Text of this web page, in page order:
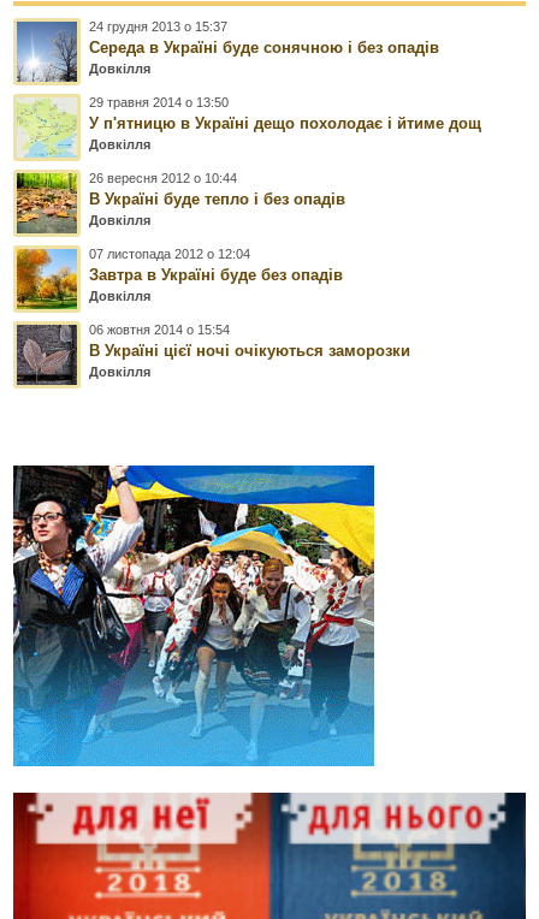
24 грудня 2013 о 15:37
Середа в Україні буде сонячною і без опадів
Довкілля
29 травня 2014 о 13:50
У п'ятницю в Україні дещо похолодає і йтиме дощ
Довкілля
26 вересня 2012 о 10:44
В Україні буде тепло і без опадів
Довкілля
07 листопада 2012 о 12:04
Завтра в Україні буде без опадів
Довкілля
06 жовтня 2014 о 15:54
В Україні цієї ночі очікуються заморозки
Довкілля